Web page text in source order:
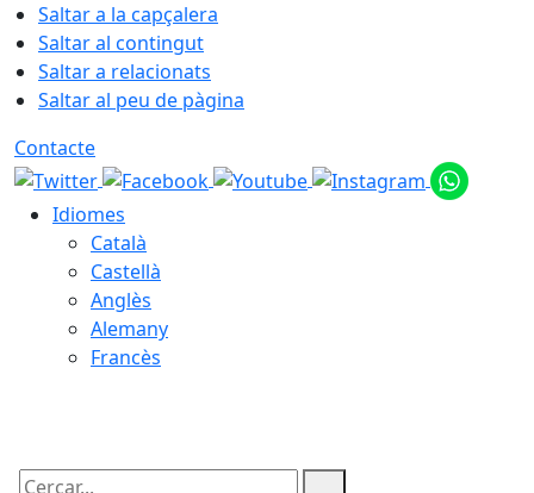
Saltar a la capçalera
Saltar al contingut
Saltar a relacionats
Saltar al peu de pàgina
Contacte
Idiomes
Català
Castellà
Anglès
Alemany
Francès